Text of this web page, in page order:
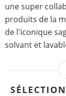
une super
produits de la
de l'iconique
solvant et